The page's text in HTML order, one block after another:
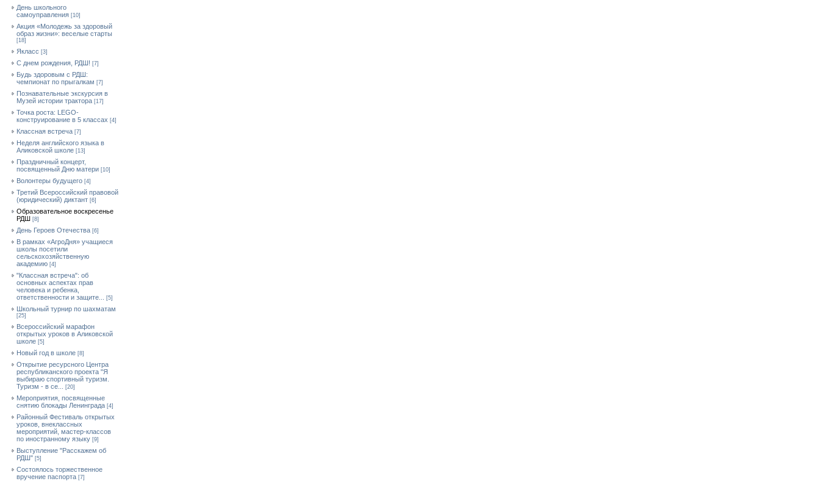
День школьного
самоуправления [10]
Акция «Молодежь за здоровый
образ жизни»: веселые старты
[18]
Якласс [3]
С днем рождения, РДШ! [7]
Будь здоровым с РДШ:
чемпионат по прыгалкам [7]
Познавательные экскурсия в
Музей истории трактора [17]
Точка роста: LEGO-
конструирование в 5 классах [4]
Классная встреча [7]
Неделя английского языка в
Аликовской школе [13]
Праздничный концерт,
посвященный Дню матери [10]
Волонтеры будущего [4]
Третий Всероссийский правовой
(юридический) диктант [6]
Образовательное воскресенье
РДШ [8]
День Героев Отечества [6]
В рамках «АгроДня» учащиеся
школы посетили
сельскохозяйственную
академию [4]
"Классная встреча": об
основных аспектах прав
человека и ребенка,
ответственности и защите...
[5]
Школьный турнир по шахматам
[25]
Всероссийский марафон
открытых уроков в Аликовской
школе [5]
Новый год в школе [8]
Открытие ресурсного Центра
республиканского проекта "Я
выбираю спортивный туризм.
Туризм - в се...
[20]
Мероприятия, посвященные
снятию блокады Ленинграда [4]
Районный Фестиваль открытых
уроков, внеклассных
мероприятий, мастер-классов
по иностранному языку [9]
Выступление "Расскажем об
РДШ" [5]
Состоялось торжественное
вручение паспорта [7]